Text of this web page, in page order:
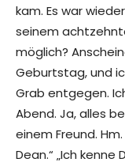
kam. Es war
seinem
möglich?
Geburtstag, und
Grab entgegen.
Abend. Ja, alles
einem Freund.
Dean.“ „Ich kenne